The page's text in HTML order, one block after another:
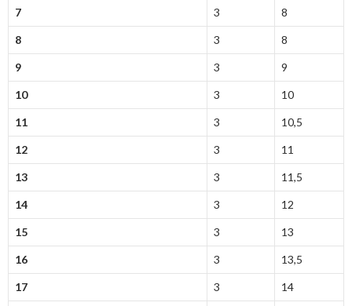
7 3 8
8 3 8
9 3 9
10 3 10
11 3 10,5
12 3 11
13 3 11,5
14 3 12
15 3 13
16 3 13,5
17 3 14